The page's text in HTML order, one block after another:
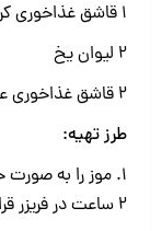
۱ قاشق غذاخوری کره بادام زمینی
۲ لیوان یخ
۲ قاشق غذاخوری عسل
طرز تهیه:
1. موز را به
۲ ساعت در فریزر قرار دهید تا منجمد شود.